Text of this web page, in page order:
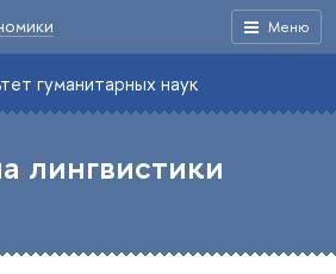
Меню
гуманитарных наук
лингвистики